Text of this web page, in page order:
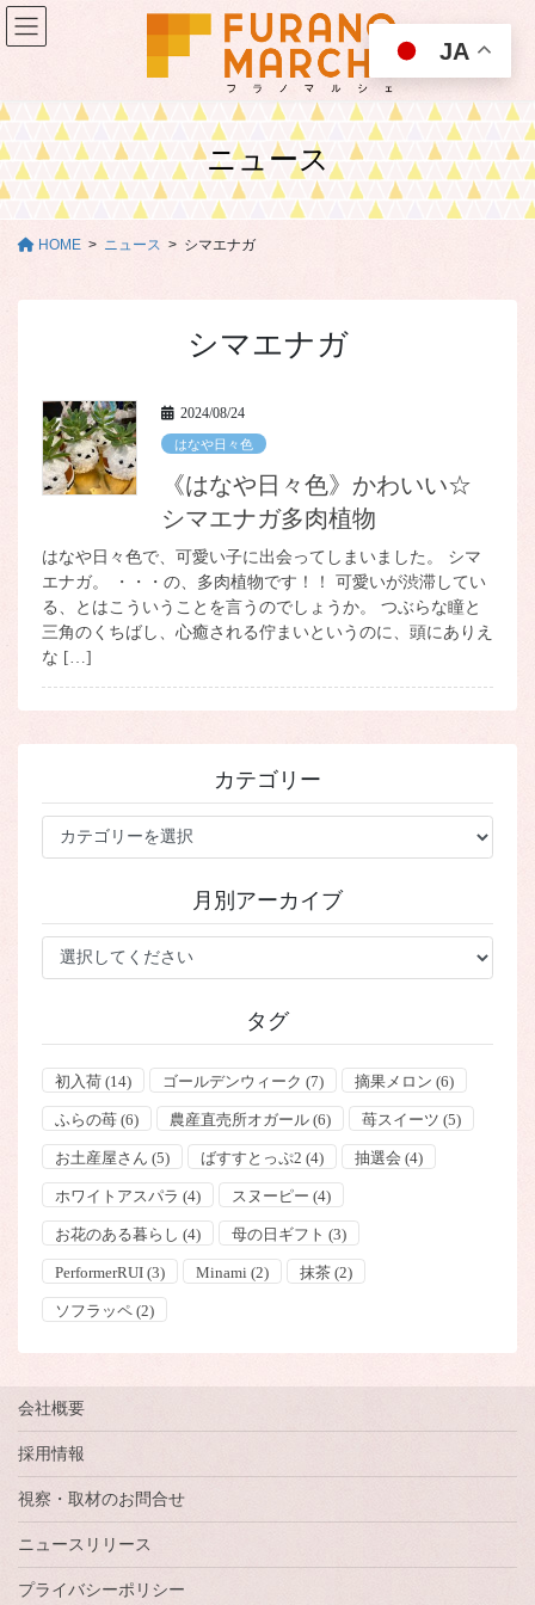
コ
ン
ツ
移
動
ナ
ビ
シ
ン
に
ニュース
HOME ニュース シマエナガ
シマエナガ
2024/08/24
はなや日々色
《はなや日々色》かわいい☆
シマエナガ多肉植物
はなや日々色で、可愛い子に出会ってしまいました。 シマ
エナガ。 ・・・の、多肉植物です！！ 可愛いが渋滞してい
る、とはこういうことを言うのでしょうか。 つぶらな瞳と
三角のくちばし、心癒される佇まいというのに、頭にありえ
な […]
カテゴリー
ー
月別アーカイブ
タグ
初入荷(14) ゴールデンウィーク (7) 摘果メロン (6)
ふらの苺(6) 農産直売所オガール(6) 苺スイーツ (5)
お土産屋さん (5) ばすすとっぷ2 (4) 抽選会 (4)
ホワイトアスパラ (4) スヌーピー (4)
お花のある暮らし (4) 母の日ギフト (3)
PerformerRUI(3) Minami (2) 抹茶(2)
ソフラッペ(2)
会社概要
採用情報
視察・取材のお問合せ
ニュースリリース
プライバシーポリシー
JA